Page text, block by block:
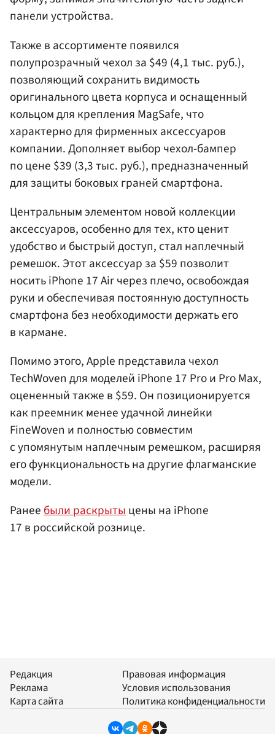
панели устройства.
Также в ассортименте появился
полупрозрачный чехол за $49 (4,1 тыс. руб.),
позволяющий сохранить видимость
оригинального цвета корпуса и оснащенный
кольцом для крепления MagSafe, что
характерно для фирменных аксессуаров
компании. Дополняет выбор чехол-бампер
по цене $39 (3,3 тыс. руб.), предназначенный
для защиты боковых граней смартфона.
Центральным элементом новой коллекции
аксессуаров, особенно для тех, кто ценит
удобство и быстрый доступ, стал наплечный
ремешок. Этот аксессуар за $59 позволит
носить iPhone 17 Air через плечо, освобождая
руки и обеспечивая постоянную доступность
смартфона без необходимости держать его
в кармане.
Помимо этого, Apple представила чехол
TechWoven для моделей iPhone 17 Pro и Pro Max,
оцененный также в $59. Он позиционируется
как преемник менее удачной линейки
FineWoven и полностью совместим
с упомянутым наплечным ремешком, расширяя
его функциональность на другие флагманские
модели.
Ранеебыли раскрытыцены на iPhone
17 в российской рознице.
Редакция
Реклама
Карта сайта
Правовая информация
Условия использования
Политика конфиденциальности